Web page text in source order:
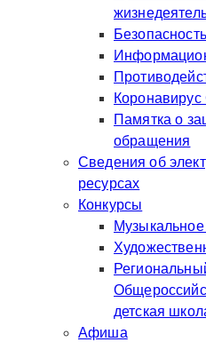
Памятка о
обращения
Сведения об
ресурсах
Конкурсы
детская
Афиша